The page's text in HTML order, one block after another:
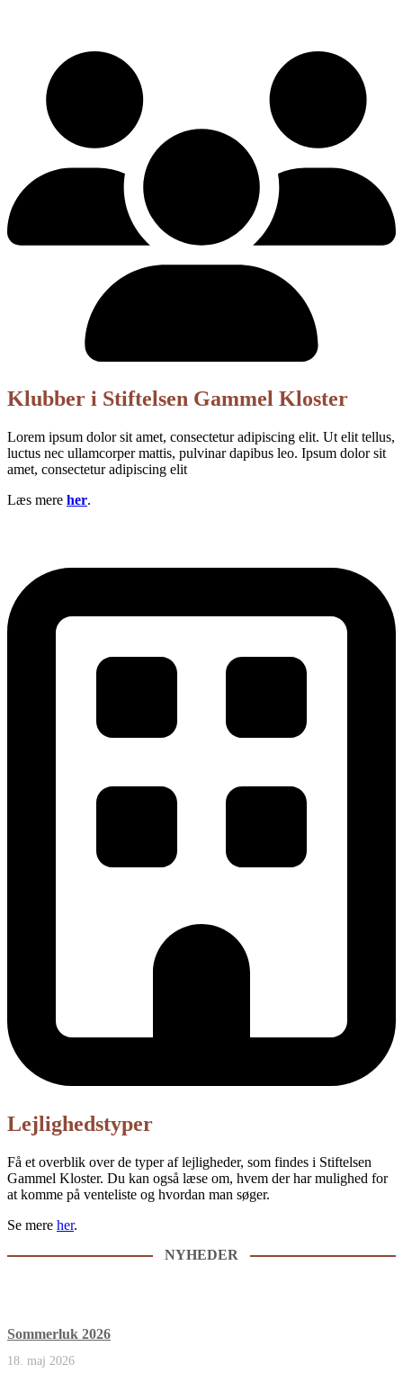
Klubber i Stiftelsen Gammel Kloster
Lorem ipsum dolor sit amet, consectetur adipiscing elit. Ut elit tellus,
luctus nec ullamcorper mattis, pulvinar dapibus leo. Ipsum dolor sit
amet, consectetur adipiscing elit
Læs mere her.
Lejlighedstyper
Få et overblik over de typer af lejligheder, som findes i Stiftelsen
Gammel Kloster. Du kan også læse om, hvem der har mulighed for
at komme på venteliste og hvordan man søger.
Se mere her.
NYHEDER
Sommerluk 2026
18. maj 2026